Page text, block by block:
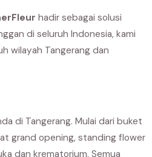
hadir sebagai solusi
di seluruh Indonesia, kami
wilayah Tangerang dan
di Tangerang. Mulai dari buket
grand opening, standing flower
dan krematorium. Semua